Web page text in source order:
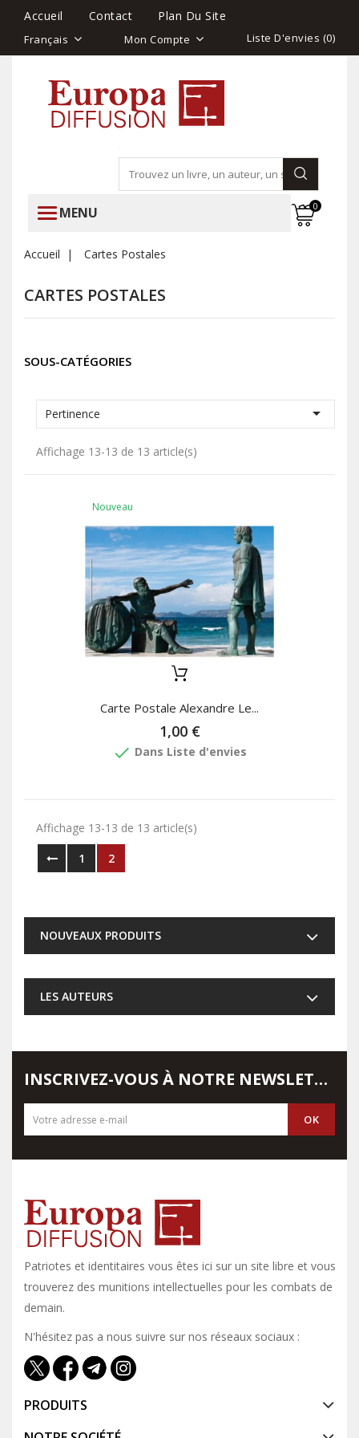
Accueil Contact Plan Du Site
Français Mon Compte Liste D'envies (0)
MENU 0
Accueil Cartes Postales
CARTES POSTALES
SOUS-CATÉGORIES
Pertinence 
Affichage 13-13 de 13 article(s)
Nouveau
Carte Postale Alexandre Le...
1,00 €
done Dans Liste d'envies
Affichage 13-13 de 13 article(s)
1
2
NOUVEAUX PRODUITS
LES AUTEURS
INSCRIVEZ-VOUS À NOTRE NEWSLETTER
Patriotes et identitaires vous êtes ici sur un site libre et vous y
trouverez des munitions intellectuelles pour les combats de
demain.
N'hésitez pas a nous suivre sur nos réseaux sociaux :
PRODUITS